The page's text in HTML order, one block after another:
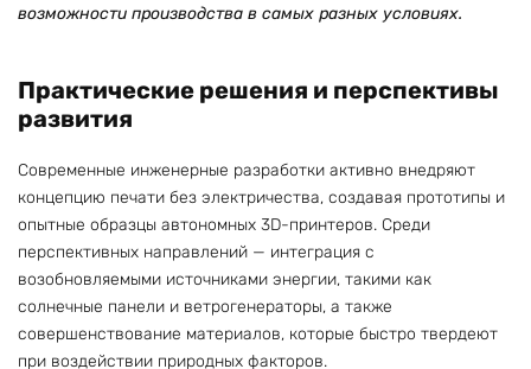
возможности производства в самых разных условиях.
Практические решения и перспективы
развития
Современные инженерные разработки активно внедряют
концепцию печати без электричества, создавая прототипы и
опытные образцы автономных 3D-принтеров. Среди
перспективных направлений — интеграция с
возобновляемыми источниками энергии, такими как
солнечные панели и ветрогенераторы, а также
совершенствование материалов, которые быстро твердеют
при воздействии природных факторов.